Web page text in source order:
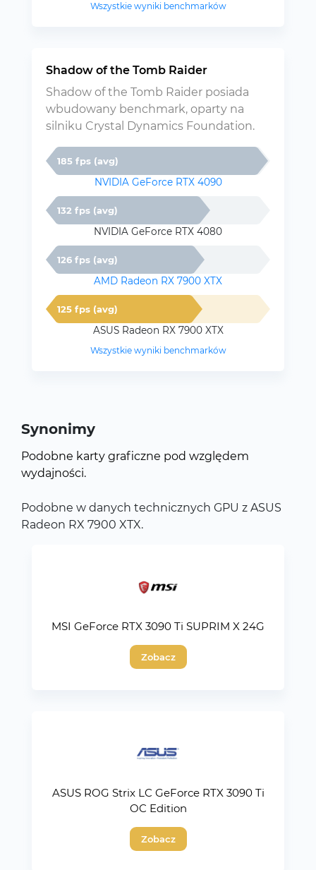
Wszystkie wyniki benchmarków
Shadow of the Tomb Raider
Shadow of the Tomb Raider posiada
wbudowany benchmark, oparty na
silniku Crystal Dynamics Foundation.
185 fps (avg)
NVIDIA GeForce RTX 4090
132 fps (avg)
NVIDIA GeForce RTX 4080
126 fps (avg)
AMD Radeon RX 7900 XTX
125 fps (avg)
ASUS Radeon RX 7900 XTX
Wszystkie wyniki benchmarków
Synonimy
Podobne karty graficzne pod względem
wydajności.
Podobne w danych technicznych GPU z ASUS
Radeon RX 7900 XTX.
MSI GeForce RTX 3090 Ti SUPRIM X 24G
Zobacz
ASUS ROG Strix LC GeForce RTX 3090 Ti
OC Edition
Zobacz